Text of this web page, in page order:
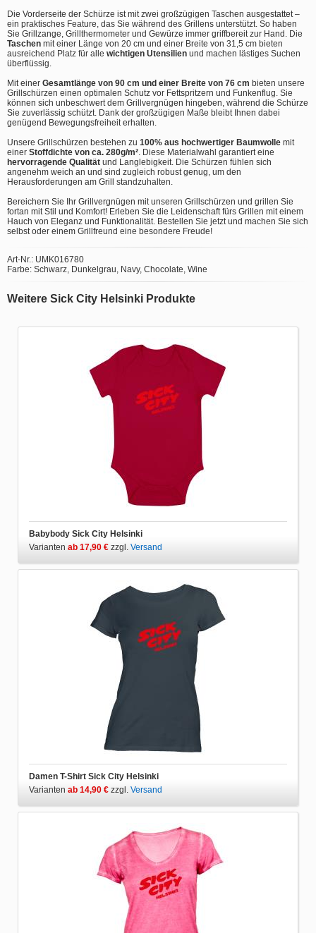
Die Vorderseite der Schürze ist mit zwei großzügigen Taschen ausgestattet –
ein praktisches Feature, das Sie während des Grillens unterstützt. So haben
Sie Grillzange, Grillthermometer und Gewürze immer griffbereit zur Hand. Die
Taschen mit einer Länge von 20 cm und einer Breite von 31,5 cm bieten
ausreichend Platz für alle wichtigen Utensilien und machen lästiges Suchen
überflüssig.
Mit einer Gesamtlänge von 90 cm und einer Breite von 76 cm bieten unsere
Grillschürzen einen optimalen Schutz vor Fettspritzern und Funkenflug. Sie
können sich unbeschwert dem Grillvergnügen hingeben, während die Schürze
Sie zuverlässig schützt. Dank der großzügigen Maße bleibt Ihnen dabei
genügend Bewegungsfreiheit erhalten.
Unsere Grillschürzen bestehen zu 100% aus hochwertiger Baumwolle mit
einer Stoffdichte von ca. 280g/m² . Diese Materialwahl garantiert eine
hervorragende Qualität und Langlebigkeit. Die Schürzen fühlen sich
angenehm weich an und sind zugleich robust genug, um den
Herausforderungen am Grill standzuhalten.
Bereichern Sie Ihr Grillvergnügen mit unseren Grillschürzen und grillen Sie
fortan mit Stil und Komfort! Erleben Sie die Leidenschaft fürs Grillen mit einem
Hauch von Eleganz und Funktionalität. Bestellen Sie jetzt und machen Sie sich
selbst oder einem Grillfreund eine besondere Freude!
Art-Nr.: UMK016780
Farbe: Schwarz, Dunkelgrau, Navy, Chocolate, Wine
Weitere Sick City Helsinki Produkte
Babybody Sick City Helsinki
Varianten ab 17,90 € zzgl. Versand
Damen T-Shirt Sick City Helsinki
Varianten ab 14,90 € zzgl. Versand